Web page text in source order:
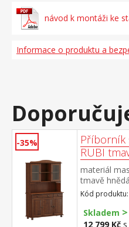
návod k montáži ke
Informace o produktu a
-35%
Příborník
RUBI
materiál
tmavě
zásuvky s
dvoje
Kód
Skladem >
12 799 Kč